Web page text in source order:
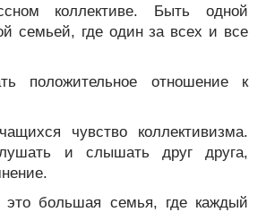
коллективе. Быть одной
семьей, где один за всех и все
положительное отношение к
чувство коллективизма.
и слышать друг друга,
большая семья, где каждый